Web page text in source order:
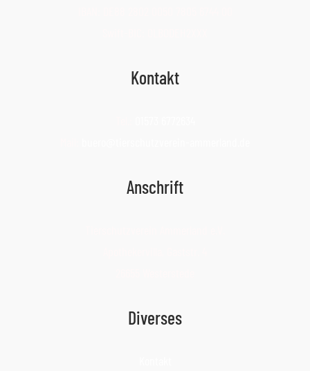
Kontakt
Anschrift
Diverses